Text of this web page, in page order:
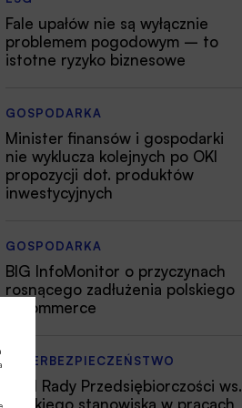
Fale upałów nie są wyłącznie
problemem pogodowym – to
istotne ryzyko biznesowe
GOSPODARKA
Minister finansów i gospodarki
nie wyklucza kolejnych po OKI
propozycji dot. produktów
inwestycyjnych
GOSPODARKA
BIG InfoMonitor o przyczynach
rosnącego zadłużenia polskiego
e-commerce
CYBERBEZPIECZEŃSTWO
Apel Rady Przedsiębiorczości ws.
polskiego stanowiska w pracach